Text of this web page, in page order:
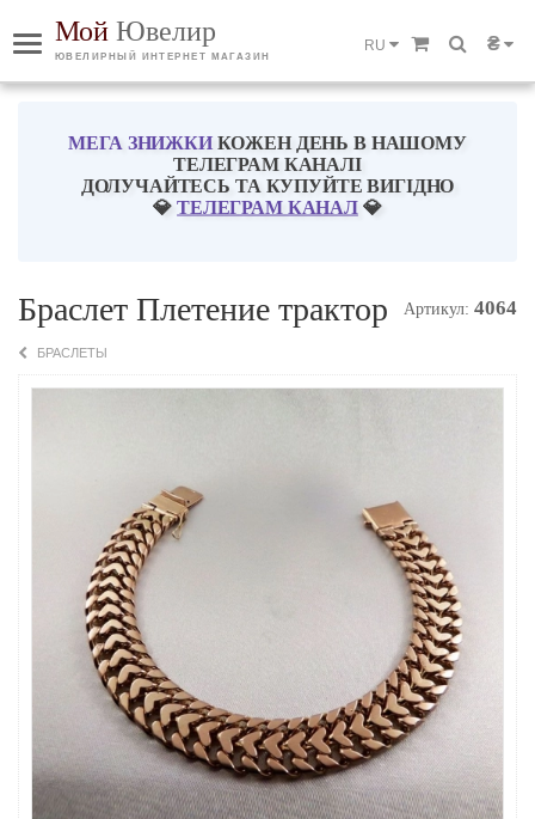
Мой Ювелир
ЮВЕЛИРНЫЙ ИНТЕРНЕТ МАГАЗИН
₴
RU
МЕГА ЗНИЖКИКОЖЕН ДЕНЬ В НАШОМУ
ТЕЛЕГРАМ КАНАЛІ
ДОЛУЧАЙТЕСЬ ТА КУПУЙТЕ ВИГІДНО
💎ТЕЛЕГРАМ КАНАЛ 💎
Браслет Плетение трактор Артикул: 4064
БРАСЛЕТЫ